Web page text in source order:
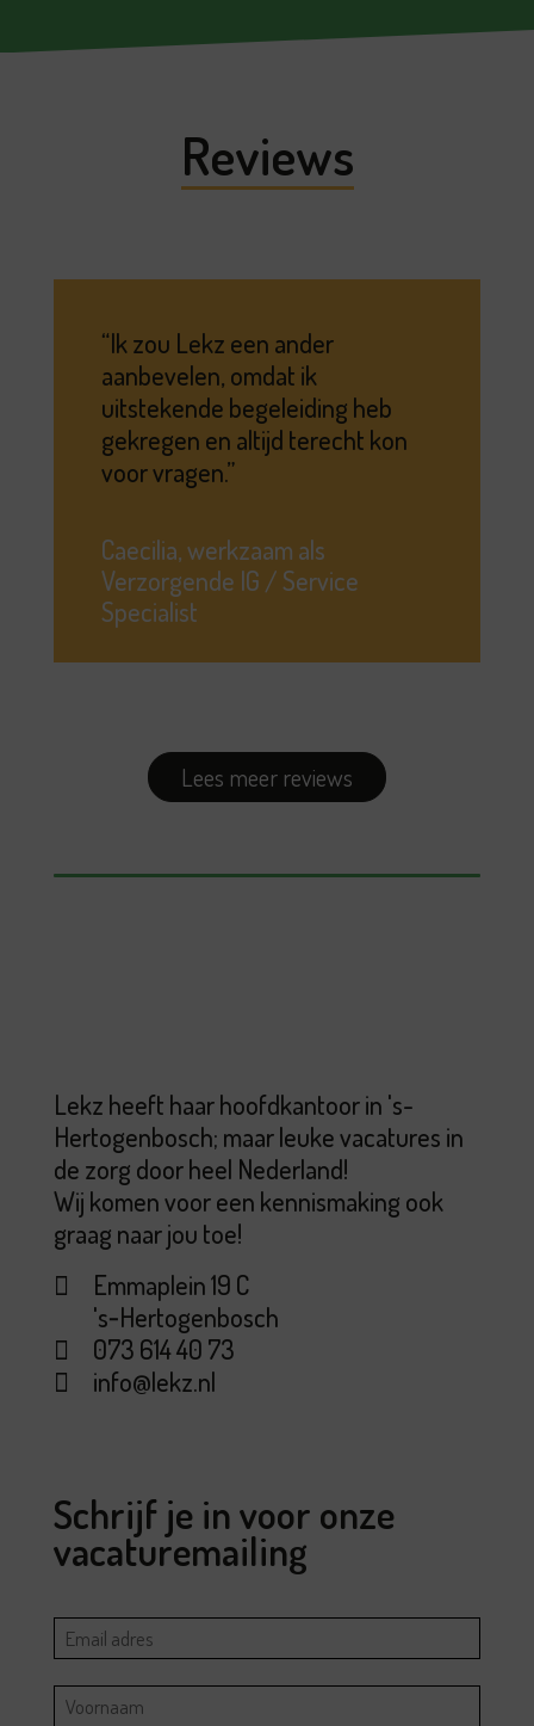
Reviews
Ik zou Lekz een ander
aanbevelen, omdat ik
uitstekende begeleiding heb
gekregen en altijd terecht kon
voor vragen.
Caecilia, werkzaam als
Verzorgende IG / Service
Specialist
Lees meer reviews
Lekz heeft haar hoofdkantoor in 's-
Hertogenbosch; maar leuke vacatures in
de zorg door heel Nederland!
Wij komen voor een kennismaking ook
graag naar jou toe!
Emmaplein 19 C
's‑Hertogenbosch
073 614 40 73
info@lekz.nl
Schrijf je in voor onze
vacaturemailing